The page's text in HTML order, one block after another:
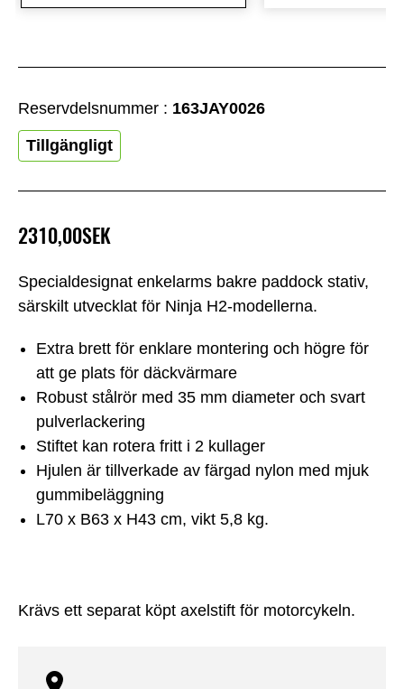
Specialdesignat enkelarms bakre paddock stativ,
särskilt utvecklat för Ninja H2-modellerna.
Extra brett för enklare montering och högre för
att ge plats för däckvärmare
Robust stålrör med 35 mm diameter och svart
pulverlackering
Stiftet kan rotera fritt i 2 kullager
Hjulen är tillverkade av färgad nylon med mjuk
gummibeläggning
L70 x B63 x H43 cm, vikt 5,8 kg.
Krävs ett separat köpt axelstift för motorcykeln.
2310,00SEK
Reservdelsnummer : 163JAY0026
Tillgängligt